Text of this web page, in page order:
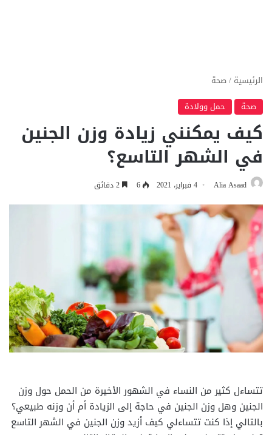
الرئيسية /صحة
صحة
حمل وولادة
كيف يمكنني زيادة وزن الجنين
في الشهر التاسع؟
Alia Asaad 4 فبراير، 2021 6
تتساءل كثير من النساء في الشهور الأخيرة من الحمل حول وزن
الجنين وهل وزن الجنين في حاجة إلى الزيادة أم أن وزنه طبيعي؟
بالتالي إذا كنت تتساءلي كيف أزيد وزن الجنين في الشهر التاسع